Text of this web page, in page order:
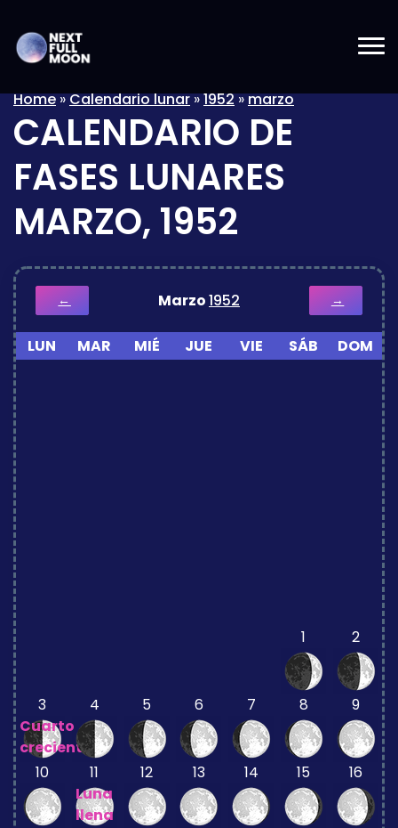
Home»Calendario lunar»1952»marzo
CALENDARIO DE
FASES LUNARES
MARZO, 1952
← Marzo1952 →
LUN MAR MIÉ JUE VIE SÁB DOM
1 2
3
Cuarto
creciente
4 5 6 7 8 9
10
11
Luna
llena
12 13 14 15 16